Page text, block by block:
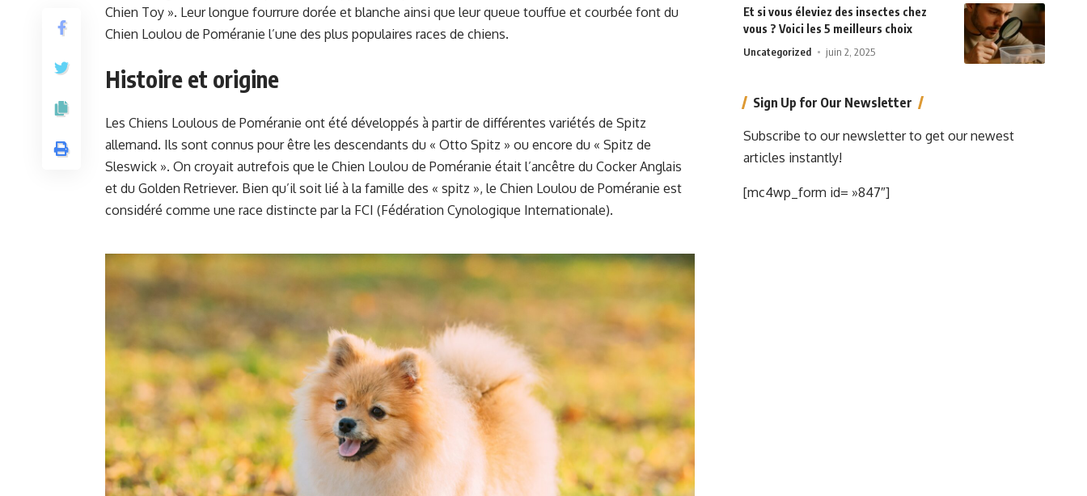
Chien Toy ». Leur longue fourrure dorée et blanche ainsi que leur queue touffue et courbée font du
Chien Loulou de Poméranie l’une des plus populaires races de chiens.
Histoire et origine
Les Chiens Loulous de Poméranie ont été développés à partir de différentes variétés de Spitz
allemand. Ils sont connus pour être les descendants du « Otto Spitz » ou encore du « Spitz de
Sleswick ». On croyait autrefois que le Chien Loulou de Poméranie était l’ancêtre du Cocker Anglais
et du Golden Retriever. Bien qu’il soit lié à la famille des « spitz », le Chien Loulou de Poméranie est
considéré comme une race distincte par la FCI (Fédération Cynologique Internationale).
Et si vous éleviez des insectes chez
vous ? Voici les 5 meilleurs choix
Uncategorized juin 2, 2025
Sign Up for Our Newsletter
Subscribe to our newsletter to get our newest
articles instantly!
[mc4wp_form id= »847″]